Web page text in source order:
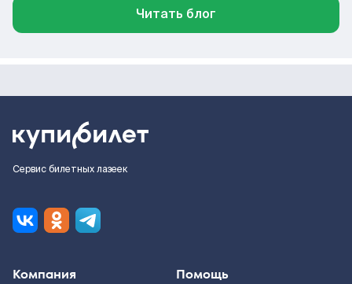
Читать блог
Сервис билетных лазеек
Компания Помощь